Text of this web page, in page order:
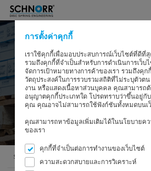
การตั้งค่าคุกกี้
เราใช้คุกกี้เพื่อมอบประสบการณ์เว็บไซต์ที่ดีที่
รวมถึงคุกกี้ที่จำเป็นสำหรับการดำเนินการเว็บ
จัดการเป้าหมายทางการค้าของเรา รวมถึงคุก
วัตถุประสงค์ในการรวบรวมสถิติที่ไม่ระบุตัวตน
งาน หรือแสดงเนื้อหาส่วนบุคคล คุณสามารถตั
อนุญาตคุกกี้ประเภทใด โปรดทราบว่าขึ้นอยู่กั
คุณ คุณอาจไม่สามารถใช้ฟังก์ชันทั้งหมดบนเ
คุณสามารถหาข้อมูลเพิ่มเติมได้ในนโยบายคว
ของเรา
คุกกี้ที่จำเป็นต่อการทำงานของเว็บไซต์
ความสะดวกสบายและการวิเคราะห์
SCHNORR GMBH